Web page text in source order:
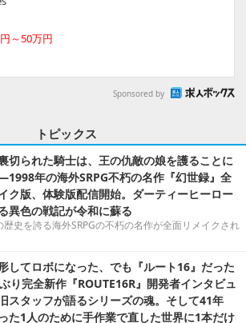
～50万円
Sponsored by
トピックス
切られた騎士は、王の仇敵の娘を護ることに
年の海外SRPG不朽の名作『幻世録』全
ク版、体験版配信開始。ダーティーヒーロー
異色の戦記が令和に蘇る
歴史を誇る海外SRPGの不朽の名作が全面リメイクされ
してロボになった、でも『ルート16』だった
り完全新作『ROUTE16R』開発者インタビュ
スタッフが語るシリーズの魂。そして41年
た1人のために手作業で直した世界に1本だけ